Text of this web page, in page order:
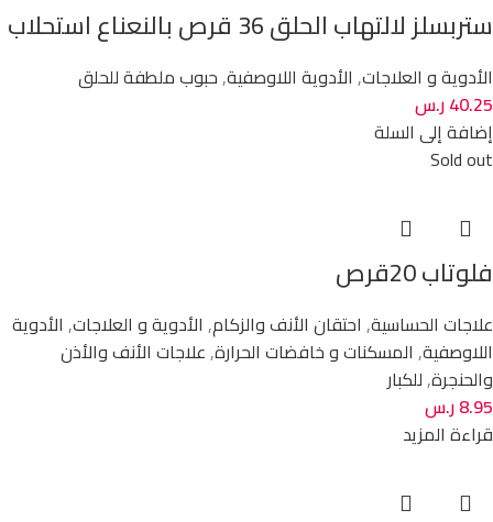
ستربسلز لالتهاب الحلق 36 قرص بالنعناع استحلاب
الأدوية و العلاجات, الأدوية اللاوصفية,حبوب ملطفة للحلق
40.25ر.س
إضافة إلى السلة
Sold out
فلوتاب 20قرص
علاجات الحساسية, احتقان الأنف والزكام, الأدوية و العلاجات, الأدوية
اللاوصفية, المسكنات و خافضات الحرارة,علاجات الأنف والأذن
والحنجرة,للكبار
8.95ر.س
قراءة المزيد